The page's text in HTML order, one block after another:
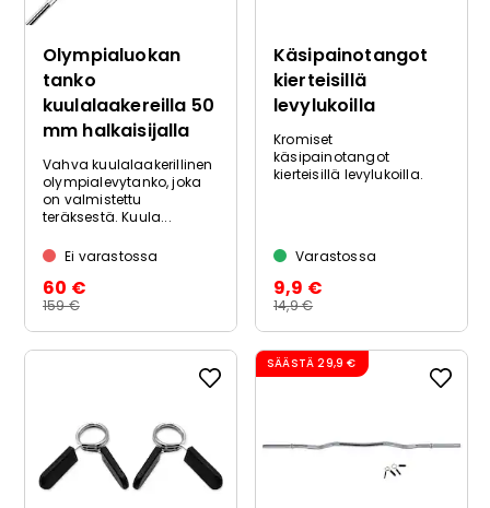
Olympialuokan
tanko
kuulalaakereilla 50
mm halkaisijalla
Vahva kuulalaakerillinen
olympialevytanko, joka
on valmistettu
teräksestä. Kuula...
Ei varastossa
159 €
60 €
Käsipainotangot
kierteisillä
levylukoilla
Kromiset
käsipainotangot
kierteisillä levylukoilla.
Varastossa
14,9 €
9,9 €
SÄÄSTÄ 29,9 €